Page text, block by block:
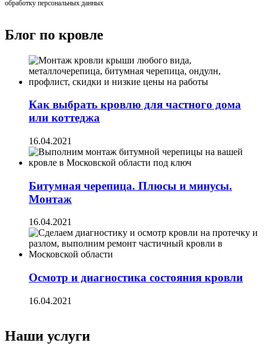
обработку персональных данных
Блог по кровле
Как выбрать кровлю для частного дома
или коттеджа
16.04.2021
Битумная черепица. Плюсы и минусы.
Монтаж
16.04.2021
Осмотр и диагностика состояния кровли
16.04.2021
Наши услуги